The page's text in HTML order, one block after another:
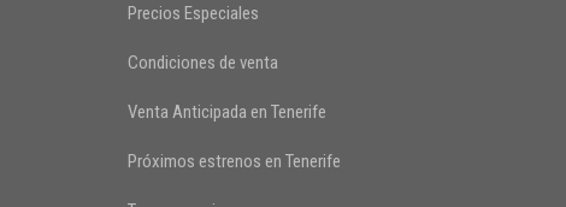
Precios Especiales
Condiciones de venta
Venta Anticipada en Tenerife
Próximos estrenos en Tenerife